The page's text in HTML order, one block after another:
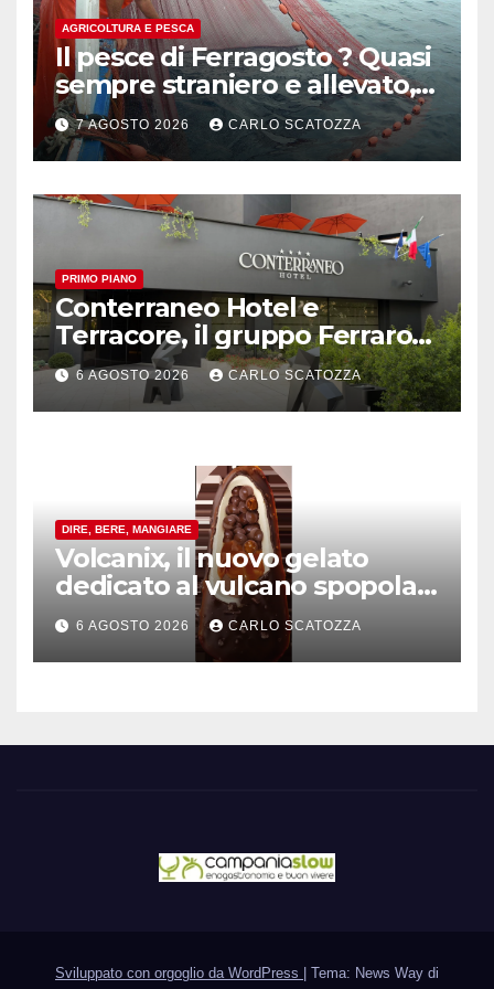
AGRICOLTURA E PESCA
Il pesce di Ferragosto ? Quasi
sempre straniero e allevato,
in sofferenza
7 AGOSTO 2026 CARLO SCATOZZA
PRIMO PIANO
Conterraneo Hotel e
Terracore, il gruppo Ferraro
amplia l’ ospitalità e il gusto
alle porte di Caserta
6 AGOSTO 2026 CARLO SCATOZZA
DIRE, BERE, MANGIARE
Volcanix, il nuovo gelato
dedicato al vulcano spopola,
è nato a Caivano
6 AGOSTO 2026 CARLO SCATOZZA
Sviluppato con orgoglio da WordPress Tema: News Way di